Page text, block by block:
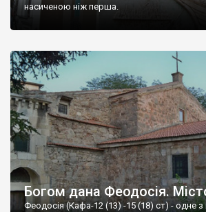
насиченою ніж перша.
Богом дана Феодосія.
Феодосія (Кафа-12 (13) -15 (18) ст) - одне з